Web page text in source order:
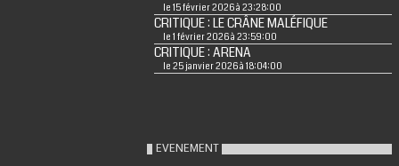
le 15 février 2026 à 23:28:00
CRITIQUE : LE CRÂNE MALÉFIQUE
le 1 février 2026 à 23:59:00
CRITIQUE : ARENA
le 25 janvier 2026 à 18:04:00
EVENEMENT